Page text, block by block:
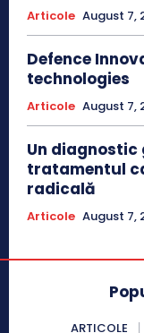
Articole August 7,
Defence
technologies
Articole August 7,
Un diagnostic
tratamentul
radicală
Articole August 7,
ARTICOLE